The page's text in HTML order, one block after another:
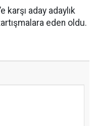
karşı aday adaylık
eden oldu.